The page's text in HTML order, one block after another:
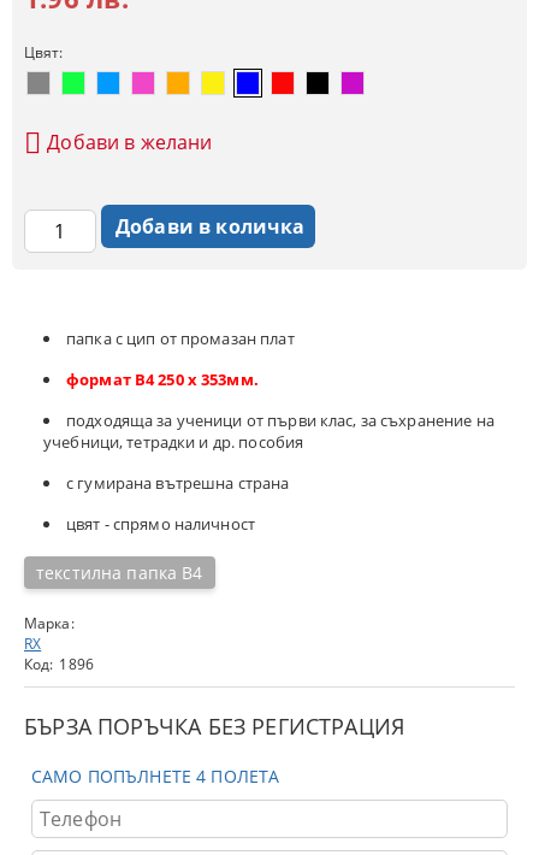
папка с цип от промазан плат
формат B4 250 х 353мм.
подходяща за ученици от първи клас, за съхранение на
учебници, тетрадки и др. пособия
с гумирана вътрешна страна
цвят - спрямо наличност
текстилна папка В4
Марка:
RX
Код: 1896
БЪРЗА ПОРЪЧКА БЕЗ РЕГИСТРАЦИЯ
САМО ПОПЪЛНЕТЕ 4 ПОЛЕТА
Цвят:
Добави в желани